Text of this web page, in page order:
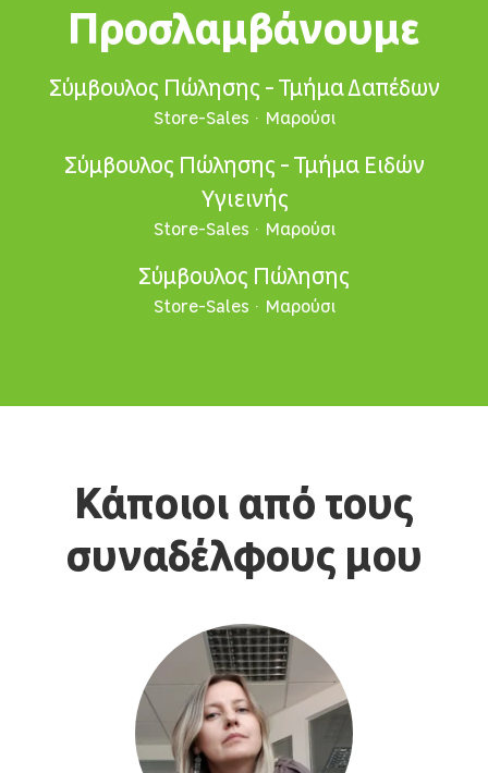
Προσλαμβάνουμε
Σύμβουλος Πώλησης - Τμήμα Δαπέδων
Store-Sales · Μαρούσι
Σύμβουλος Πώλησης - Τμήμα Ειδών
Υγιεινής
Store-Sales · Μαρούσι
Σύμβουλος Πώλησης
Store-Sales · Μαρούσι
Κάποιοι από τους
συναδέλφους μου